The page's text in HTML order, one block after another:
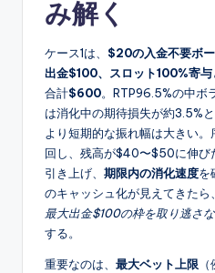
み解く
ケース1は、 $20の入金不要ボ
出金$100、スロット100%寄与
合計$600。RTP96.5%の中ボ
は消化中の期待損失が約3.5%
より短期的な振れ幅は大きい
回し、残高が$40〜$50に伸
引き上げ、 期限内の消化速度を
のキャッシュ化が見えてきたら
最大出金$100の枠を取り逃さ
する。
重要なのは、 最大ベット上限